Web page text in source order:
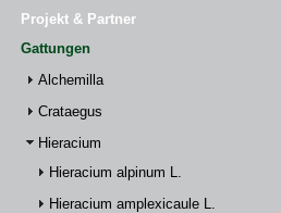
Projekt & Partner
Gattungen
Alchemilla
Crataegus
Hieracium
Hieracium alpinum L.
Hieracium amplexicaule L.